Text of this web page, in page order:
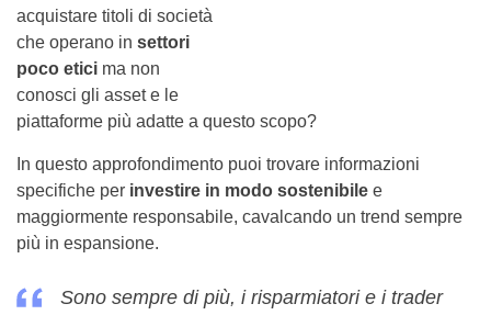
acquistare titoli di società
che operano in settori
poco etici ma non
conosci gli asset e le
piattaforme più adatte a questo scopo?
In questo approfondimento puoi trovare informazioni
specifiche per investire in modo sostenibile e
maggiormente responsabile, cavalcando un trend sempre
più in espansione.
Sono sempre di più, i risparmiatori e i trader